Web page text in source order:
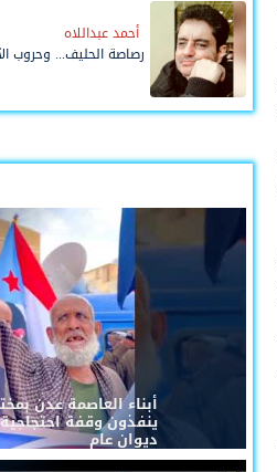
أحمد عبداللاه
رصاصة الحليف... وحروب
أبناء العاصمة عدن
ينفذون وقفة
ديوان عام